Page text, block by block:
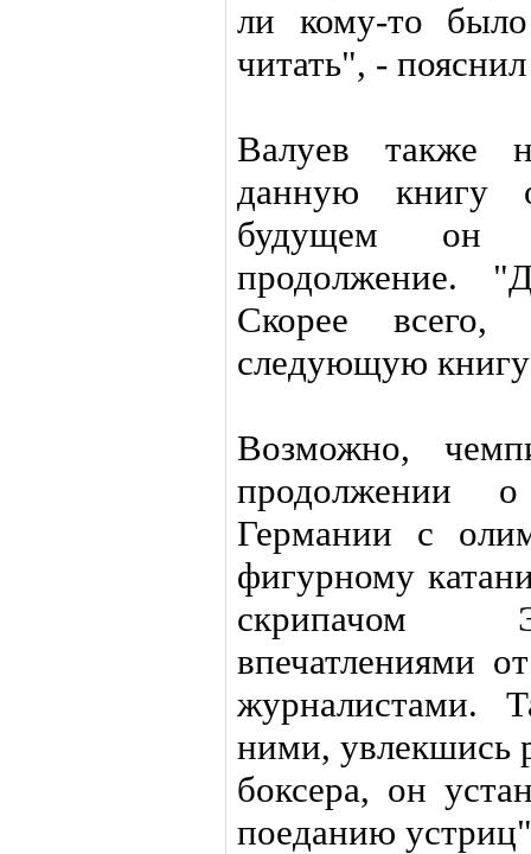
ли кому-то
читать", -
Валуев также
данную книгу
будущем он
продолжение.
Скорее
следующую
Возможно,
продолжении
Германии с
фигурному
скрипачом
впечатлениями
журналистами.
ними, увлекшись
боксера, он
поеданию